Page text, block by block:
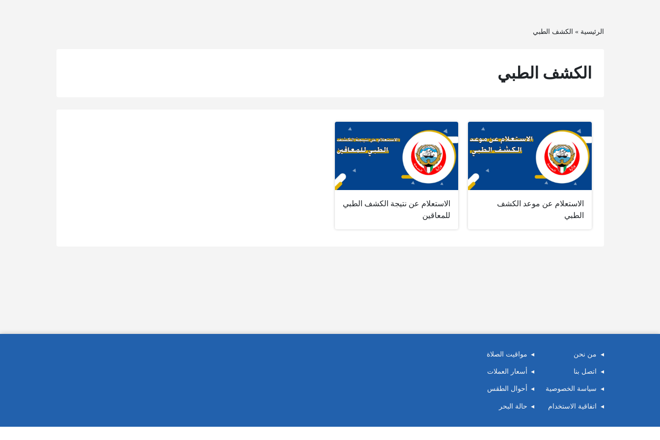
الرئيسية » الكشف الطبي
الكشف الطبي
الاستعلام عن موعد الكشف
الطبي
الاستعلام عن نتيجة الكشف الطبي
للمعاقين
من نحن
اتصل بنا
سياسة الخصوصية
اتفاقية الاستخدام
مواقيت الصلاة
أسعار العملات
أحوال الطقس
حالة البحر